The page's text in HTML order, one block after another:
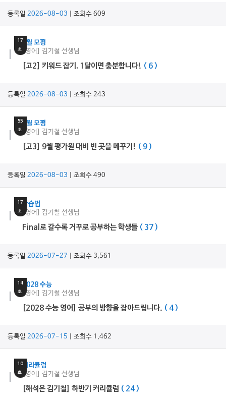
등록일 2026-08-03 | 조회수 609
17
초
9월 모평
[영어] 김기철 선생님
[고2] 키워드 잡기, 1달이면 충분합니다! ( 6 )
등록일 2026-08-03 | 조회수 243
55
초
9월 모평
[영어] 김기철 선생님
[고3] 9월 평가원 대비 빈 곳을 메꾸기! ( 9 )
등록일 2026-08-03 | 조회수 490
17
초
학습법
[영어] 김기철 선생님
Final로 갈수록 거꾸로 공부하는 학생들 ( 37 )
등록일 2026-07-27 | 조회수 3,561
14
초
2028 수능
[영어] 김기철 선생님
[2028 수능 영어] 공부의 방향을 잡아드립니다. ( 4 )
등록일 2026-07-15 | 조회수 1,462
10
초
커리큘럼
[영어] 김기철 선생님
[해석은 김기철] 하반기 커리큘럼 ( 24 )